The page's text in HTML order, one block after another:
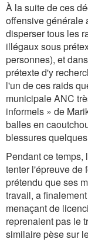
À la suite de ces
offensive générale
disperser tous les
illégaux sous
personnes), et
prétexte d'y
l'un de ces raids
municipale ANC
informels » de
balles en
blessures
Pendant ce
tenter l'épreuve de
prétendu que ses
travail, a
menaçant de
reprenaient pas le
similaire pèse sur